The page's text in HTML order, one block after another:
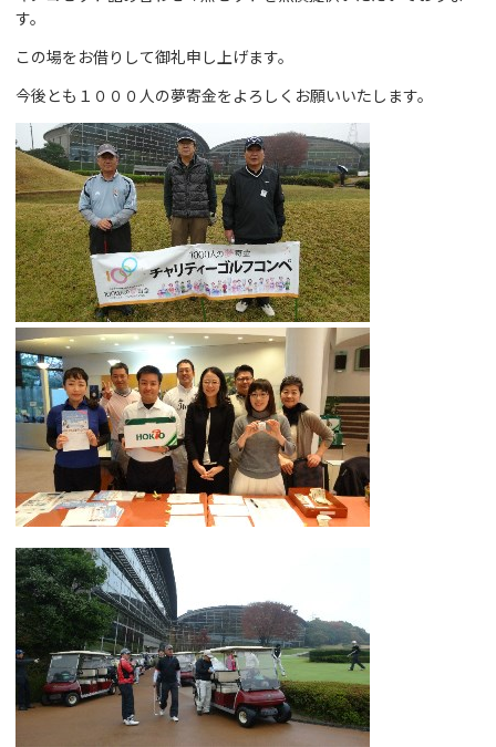
す。
この場をお借りして御礼申し上げます。
今後とも１０００人の夢寄金をよろしくお願いいたします。